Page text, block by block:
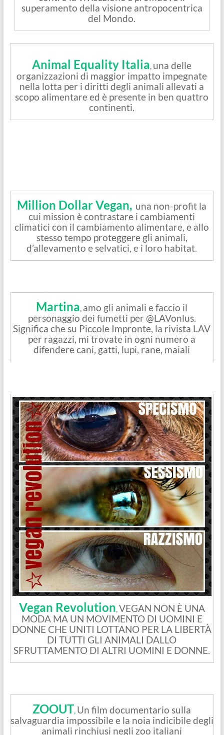
superamento della visione antropocentrica
del Mondo.
Animal Equality Italia, una delle
organizzazioni di maggior impatto impegnate
nella lotta per i diritti degli animali allevati a
scopo alimentare ed è presente in ben quattro
continenti.
Million Dollar Vegan, una non-profit la
cui mission è contrastare i cambiamenti
climatici con il cambiamento alimentare, e allo
stesso tempo proteggere gli animali,
d’allevamento e selvatici, e i loro habitat.
Martina, amo gli animali e faccio il
personaggio dei fumetti per @LAVonlus.
Significa che su Piccole Impronte, la rivista LAV
per ragazzi, mi trovate in ogni numero a
difendere cani, gatti, lupi, rane, maiali
Vegan Revolution,VEGAN NON È UNA
MODA MA UN MOVIMENTO DI UOMINI E
DONNE CHE UNITI LOTTANO PER LA LIBERTÀ
DI TUTTI GLI ANIMALI DALLO
SFRUTTAMENTO DI ALTRI UOMINI E DONNE.
ZOOUT Un film documentario sulla
salvaguardia impossibile e la noia indicibile degli
animali rinchiusi negli zoo italiani